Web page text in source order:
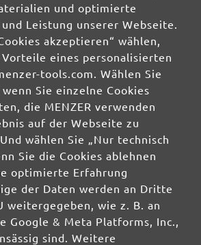
und optimierte
Leistung unserer Webseite.
akzeptieren“ wählen,
eines personalisierten
tools.com. Wählen Sie
Sie einzelne Cookies
die MENZER verwenden
auf der Webseite zu
wählen Sie „Nur technisch
Sie die Cookies ablehnen
optimierte Erfahrung
der Daten werden an Dritte
weitergegeben, wie z. B. an
Google & Meta Platforms, Inc.,
sind. Weitere